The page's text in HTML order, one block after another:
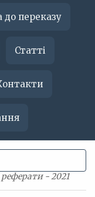
до переказу
Статті
реферати - 2021